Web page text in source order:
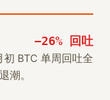
−26% 回吐
BTC 单周回吐全
潮。